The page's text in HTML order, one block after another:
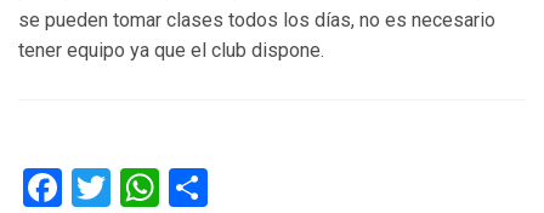
se pueden tomar clases todos los días, no es necesario
tener equipo ya que el club dispone.
Facebook
TwitterWhatsApp